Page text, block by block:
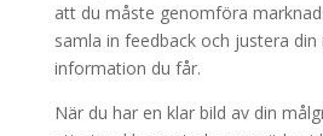
att du måste genomföra
samla in feedback och justera din
information du får.
När du har en klar bild av din